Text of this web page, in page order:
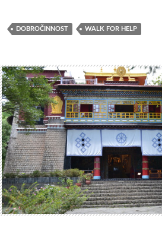
DOBROČINNOST WALK FOR HELP